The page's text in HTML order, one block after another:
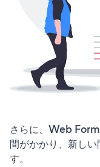
さらに、Web
間がかかり、新し
す。